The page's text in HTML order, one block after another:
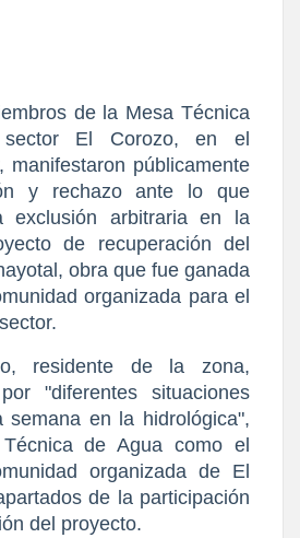
de la Mesa Técnica
El Corozo, en el
manifestaron públicamente
y rechazo ante lo que
exclusión arbitraria en la
de recuperación del
obra que fue ganada
organizada para el
residente de la zona,
"diferentes situaciones
semana en la hidrológica",
de Agua como el
organizada de El
de la participación
del proyecto.